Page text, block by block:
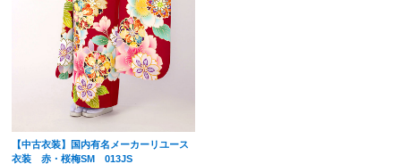
【中古衣装】国内有名メーカーリユース
衣装 赤・桜梅SM 013JS